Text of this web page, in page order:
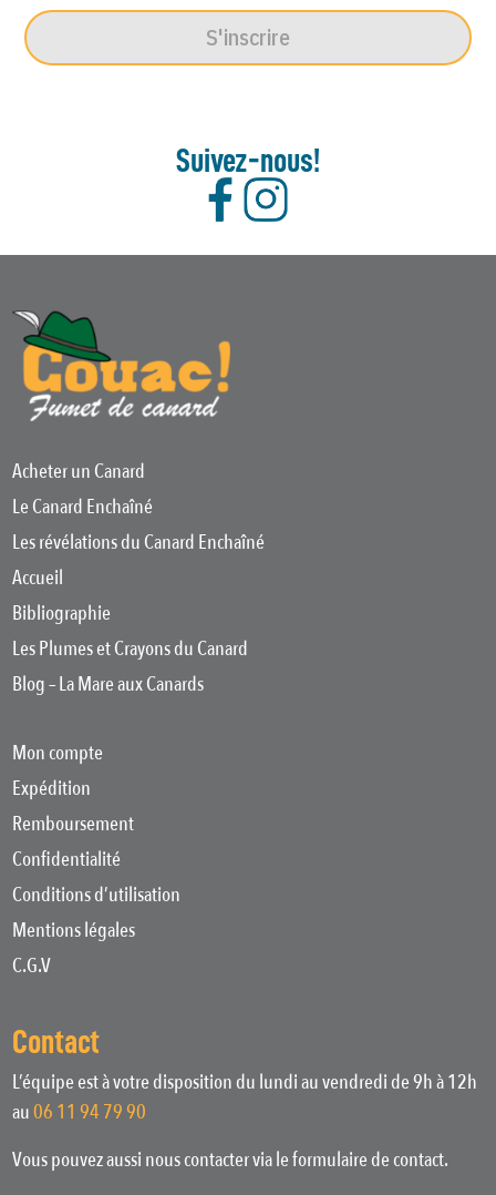
S'inscrire
Suivez-nous!
Acheter un Canard
Le Canard Enchaîné
Les révélations du Canard Enchaîné
Accueil
Bibliographie
Les Plumes et Crayons du Canard
Blog – La Mare aux Canards
Mon compte
Expédition
Remboursement
Confidentialité
Conditions d’utilisation
Mentions légales
C.G.V
Contact
L’équipe est à votre disposition du lundi au vendredi de 9h à 12h
au06 11 94 79 90
Vous pouvez aussi nous contacter via le formulaire de contact.